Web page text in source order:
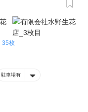
35枚
駐車場有